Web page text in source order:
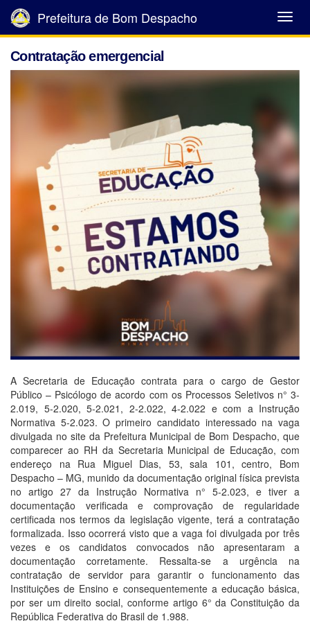
Abrir
Menu
Prefeitura de Bom Despacho
Contratação emergencial
A Secretaria de Educação contrata para o cargo de Gestor
Público – Psicólogo de acordo com os Processos Seletivos n° 3-
2.019, 5-2.020, 5-2.021, 2-2.022, 4-2.022 e com a Instrução
Normativa 5-2.023. O primeiro candidato interessado na vaga
divulgada no site da Prefeitura Municipal de Bom Despacho, que
comparecer ao RH da Secretaria Municipal de Educação, com
endereço na Rua Miguel Dias, 53, sala 101, centro, Bom
Despacho – MG, munido da documentação original física prevista
no artigo 27 da Instrução Normativa n° 5-2.023, e tiver a
documentação verificada e comprovação de regularidade
certificada nos termos da legislação vigente, terá a contratação
formalizada. Isso ocorrerá visto que a vaga foi divulgada por três
vezes e os candidatos convocados não apresentaram a
documentação corretamente. Ressalta-se a urgência na
contratação de servidor para garantir o funcionamento das
Instituições de Ensino e consequentemente a educação básica,
por ser um direito social, conforme artigo 6° da Constituição da
República Federativa do Brasil de 1.988.